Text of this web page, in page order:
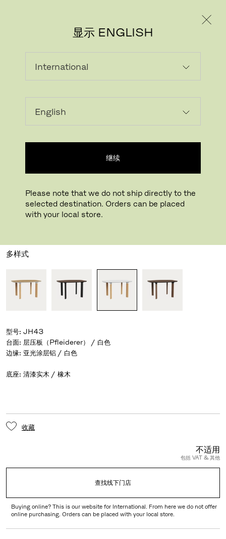
显示 ENGLISH
继续
Please note that we do not ship directly to the
selected destination. Orders can be placed
with your local store.
ANALOG™
多样式
型号: JH43
台面: 层压板（Pfleiderer） / 白色
边缘: 亚光涂层铝 / 白色
底座: 清漆实木 / 橡木
收藏
不适用
包括 VAT & 其他
查找线下门店
Buying online? This is our website for International. From here we do not offer
online purchasing. Orders can be placed with your local store.